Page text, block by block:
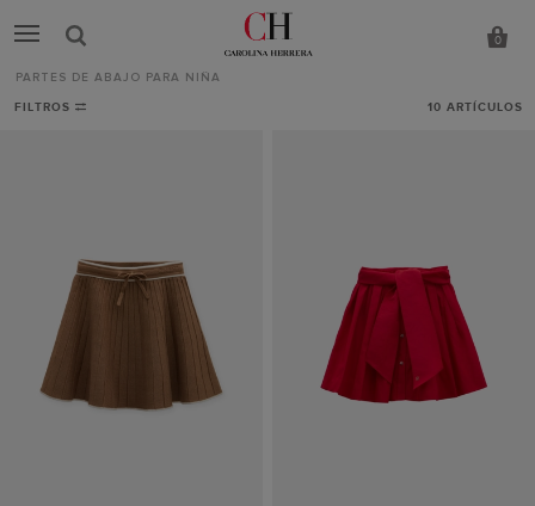
0
Partes
Carolina
Herrera
PARTES DE ABAJO PARA NIÑA
FILTROS 10 ARTÍCULOS